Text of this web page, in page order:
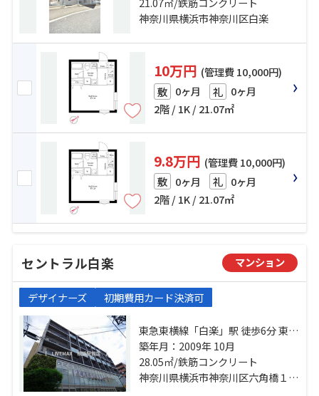
神奈川県横浜市神奈川区白楽
10万円 (管理費 10,000円)
敷 0ヶ月 礼 0ヶ月
2階 / 1K / 21.07㎡
9.8万円 (管理費 10,000円)
敷 0ヶ月 礼 0ヶ月
2階 / 1K / 21.07㎡
セントラル白楽 マンション
デザイナーズ 初期費用カード決済可
東急東横線「白楽」駅 徒歩6分 東急
東横線「東白楽」駅 徒歩10分 ブル
ーライン「岸根公園」駅 徒歩16分
築年月：2009年 10月
28.05㎡/鉄筋コンクリート
神奈川県横浜市神奈川区六角橋１丁目